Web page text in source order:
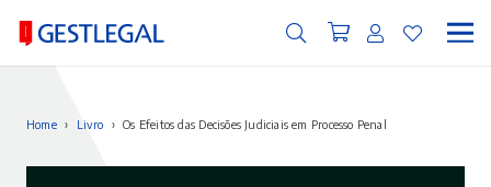
Home › Livro › Os Efeitos das Decisões Judiciais em Processo Penal